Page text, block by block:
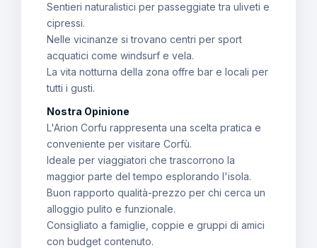
Sentieri naturalistici per passeggiate tra uliveti e
cipressi.
Nelle vicinanze si trovano centri per sport
acquatici come windsurf e vela.
La vita notturna della zona offre bar e locali per
tutti i gusti.
Nostra Opinione
L'Arion Corfu rappresenta una scelta pratica e
conveniente per visitare Corfù.
Ideale per viaggiatori che trascorrono la
maggior parte del tempo esplorando l'isola.
Buon rapporto qualità-prezzo per chi cerca un
alloggio pulito e funzionale.
Consigliato a famiglie, coppie e gruppi di amici
con budget contenuto.